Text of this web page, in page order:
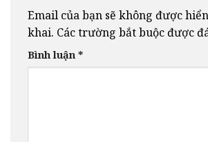
Email của bạn sẽ không được
khai. Các trường bắt buộc được
Bình luận *